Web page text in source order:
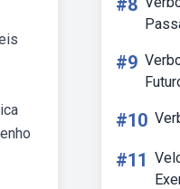
#8
#9
#10
#11